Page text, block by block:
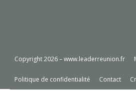
Copyright 2026 – www.leaderreunion.fr
Politique de confidentialité Contact